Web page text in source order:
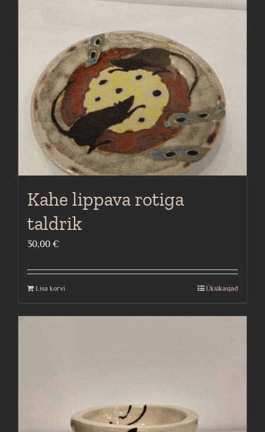
Kahe lippava rotiga
taldrik
30,00 €
Lisa korvi Üksikasjad